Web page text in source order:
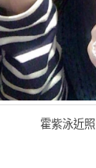
霍紫泳近照